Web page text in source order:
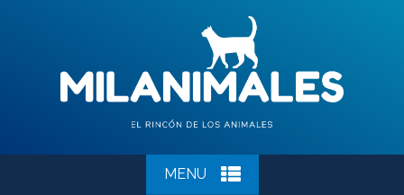
MENU